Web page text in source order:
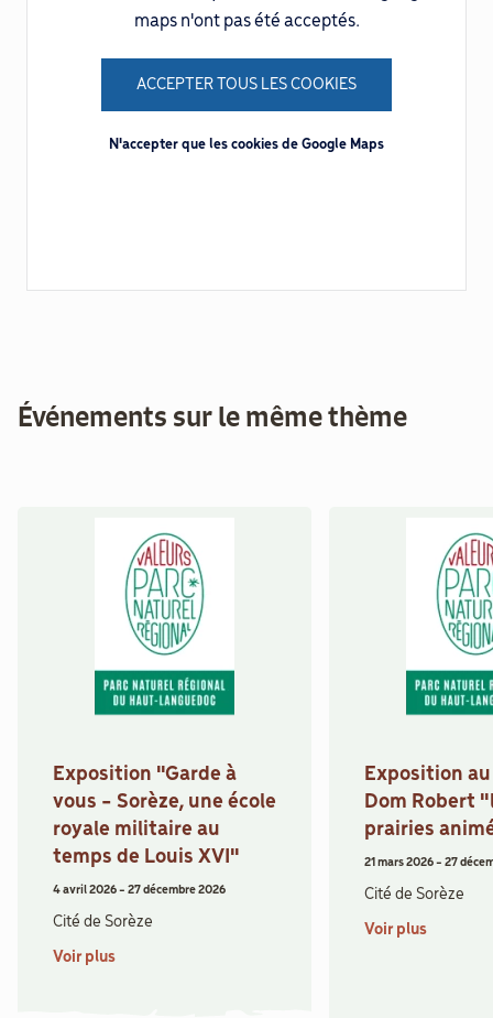
maps n'ont pas été acceptés.
ACCEPTER TOUS LES COOKIES
N'accepter que les cookies de Google Maps
Événements sur le même thème
Exposition "Garde à
vous - Sorèze, une école
royale militaire au
temps de Louis XVI"
4 avril 2026- 27 décembre 2026
Cité de Sorèze
Voir plus
Exposition
Dom Robert
prairies
21 mars 2026- 27
Cité de Sorèze
Voir plus